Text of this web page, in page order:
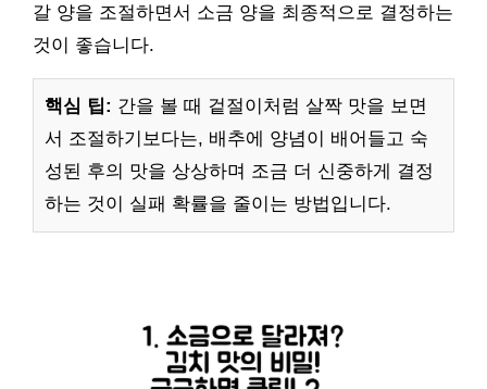
갈 양을 조절하면서 소금 양을 최종적으로 결정하는
것이 좋습니다.
핵심 팁: 간을 볼 때 겉절이처럼 살짝 맛을 보면
서 조절하기보다는, 배추에 양념이 배어들고 숙
성된 후의 맛을 상상하며 조금 더 신중하게 결정
하는 것이 실패 확률을 줄이는 방법입니다.